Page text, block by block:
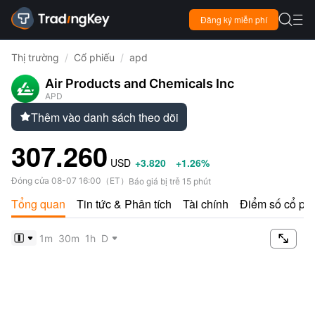
Đăng ký miễn phí  
Thị trường / Cổ phiếu / apd
Air Products and Chemicals Inc
APD
Thêm vào danh sách theo dõi
307.260 USD +3.820 +1.26%
Đóng cửa 08-07 16:00 （ ET ） Báo giá bị trễ 15 phút
Tổng quan Tin tức & Phân tích Tài chính Điểm số cổ

1m 30m 1h D